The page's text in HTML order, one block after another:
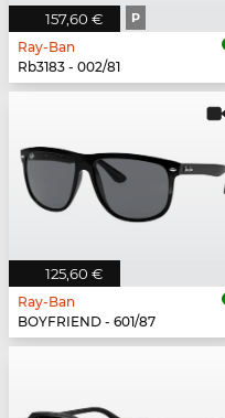
157,60 € P
Ray-Ban
Rb3183 - 002/81
125,60 €
Ray-Ban
BOYFRIEND - 601/87